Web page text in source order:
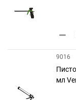
9016
мл